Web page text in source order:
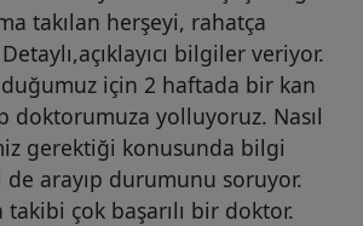
takılan herşeyi, rahatça
bilgiler veriyor.
için 2 haftada bir kan
doktorumuza yolluyoruz. Nasıl
gerektiği konusunda bilgi
de arayıp durumunu soruyor.
çok başarılı bir doktor.